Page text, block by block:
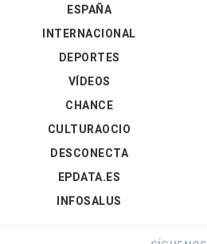
ESPAÑA
INTERNACIONAL
DEPORTES
VÍDEOS
CHANCE
CULTURAOCIO
DESCONECTA
EPDATA.ES
INFOSALUS